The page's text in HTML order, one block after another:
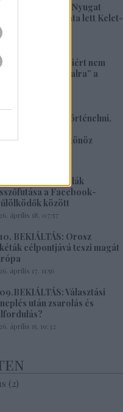
BEKIÁLTÁS: A Nyugat
lerakata lett Kelet-
május 09. 11:36
BEKIÁLTÁS: Miért nem
a „baloldalra” a
BEKIÁLTÁS: Történelmi,
ösztönöz
Milák
a Facebook-
között
április 18. 07:57
BEKIÁLTÁS: Orosz
célpontjává teszi magát
április 17. 11:56
Választási
után zsarolás és
április 15. 19:32
(2)